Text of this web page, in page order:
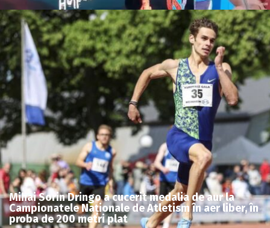
Mihai Sorin Dringo a cucerit medalia de aur la
Campionatele Naționale de Atletism în aer liber, în
proba de 200 metri plat